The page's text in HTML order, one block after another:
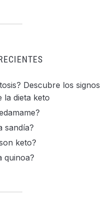
Descubre los signos
la dieta keto
sandía?
keto?
quinoa?